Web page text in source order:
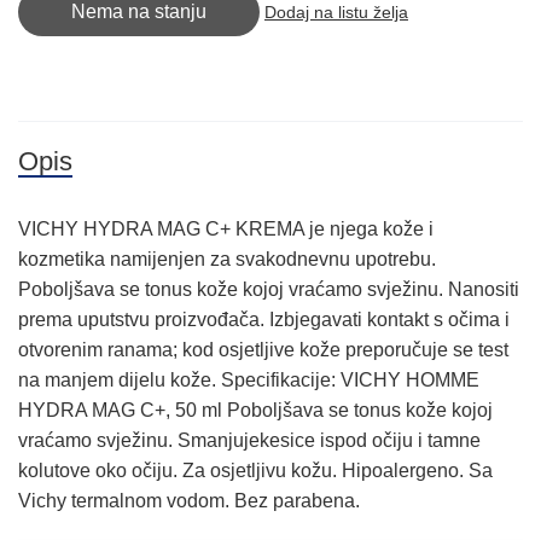
Nema na stanju Dodaj na listu želja
Opis
VICHY HYDRA MAG C+ KREMA je njega kože i
kozmetika namijenjen za svakodnevnu upotrebu.
Poboljšava se tonus kože kojoj vraćamo svježinu. Nanositi
prema uputstvu proizvođača. Izbjegavati kontakt s očima i
otvorenim ranama; kod osjetljive kože preporučuje se test
na manjem dijelu kože. Specifikacije: VICHY HOMME
HYDRA MAG C+, 50 ml Poboljšava se tonus kože kojoj
vraćamo svježinu. Smanjujekesice ispod očiju i tamne
kolutove oko očiju. Za osjetljivu kožu. Hipoalergeno. Sa
Vichy termalnom vodom. Bez parabena.